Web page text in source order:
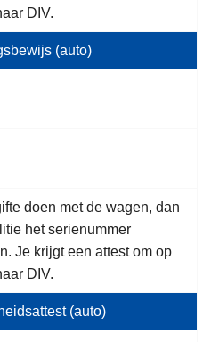
DIV.
(auto)
doen met de wagen, dan
het serienummer
Je krijgt een attest om op
DIV.
(auto)